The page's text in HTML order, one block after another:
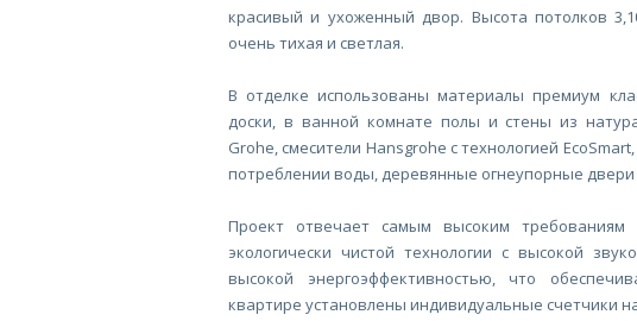
красивый и ухоженный двор. Высота потолков
очень тихая и светлая.
В отделке использованы материалы премиум
доски, в ванной комнате полы и стены из
Grohe, смесители Hansgrohe с технологией
потреблении воды, деревянные огнеупорные двери
Проект отвечает самым высоким
экологически чистой технологии с высокой
высокой энергоэффективностью, что
квартире установлены индивидуальные счетчики